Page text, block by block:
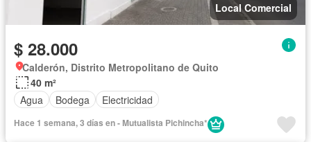
Local Comercial
$ 28.000
Calderón, Distrito Metropolitano de Quito
40 m²
Agua
Bodega Electricidad
Hace 1 semana, 3 días en - Mutualista Pichincha*